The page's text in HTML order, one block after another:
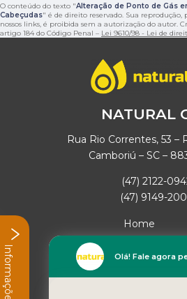
O conteúdo do texto "Alteração de Ponto de Gás
Cabeçudas" é de direito reservado. Sua
nossos links, é proibida sem a autorização do autor.
artigo 184 do Código Penal – Lei 9610/98 - Lei de
NATURAL
Rua Rio Correntes, 53 –
Camboriú – SC –
(47) 2122-
(47) 9149-
Home
Empresa
Missão
Olá! Fale agora
Informações